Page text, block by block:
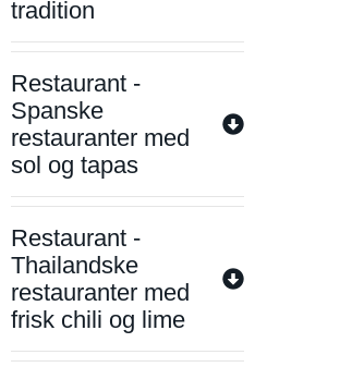
tradition
Restaurant -
Spanske
restauranter med
sol og tapas
Restaurant -
Thailandske
restauranter med
frisk chili og lime